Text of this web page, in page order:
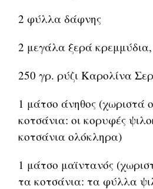
2 φύλλα δάφνης
2 μεγάλα ξερά
250 γρ. ρύζι Καρολίνα
1 μάτσο άνηθος (χωριστά
κοτσάνια: οι κορυφές
κοτσάνια ολόκληρα)
1 μάτσο μαϊντανός
τα κοτσάνια: τα φύλλα